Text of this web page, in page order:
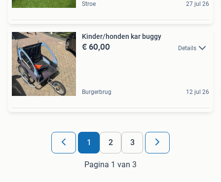
Stroe 27 jul 26
Kinder/honden kar buggy
€ 60,00 Details
Burgerbrug 12 jul 26
1 2 3
Pagina 1 van 3